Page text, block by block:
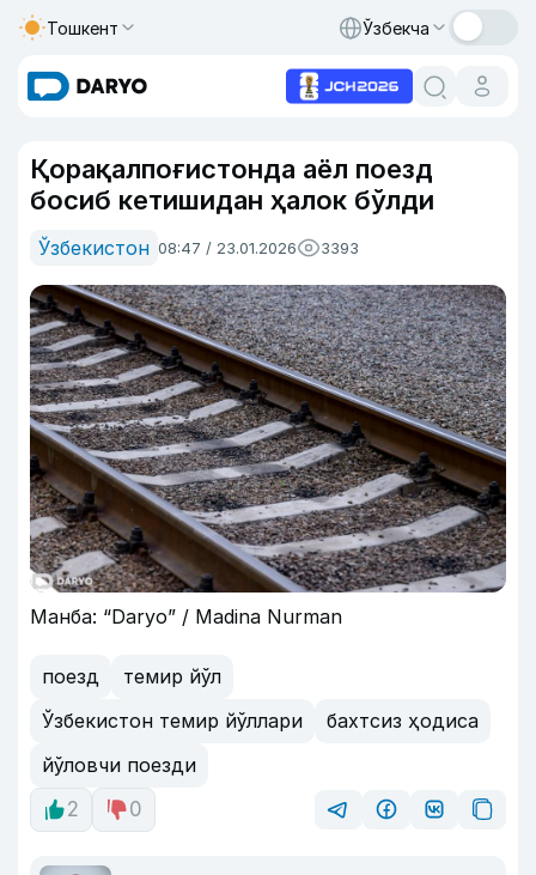
Тошкент Ўзбекча
Қорақалпоғистонда аёл поезд
босиб кетишидан ҳалок бўлди
Ўзбекистон 08:47 / 23.01.2026 3393
Манба: “Daryo” / Madina Nurman
поезд
темир йўл
Ўзбекистон темир йўллари
бахтсиз ҳодиса
йўловчи поезди
2
0